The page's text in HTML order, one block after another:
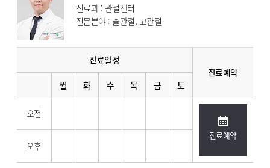
진료과 : 관절센터
전문분야 : 슬관절, 고관절
진료일정
진료예약
월
화 수 목 금 토
오전
진료예약
오후